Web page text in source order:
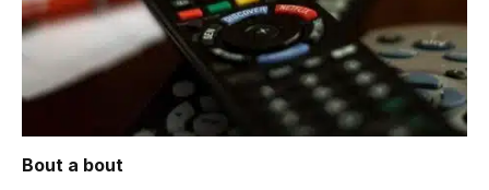
Bout a bout